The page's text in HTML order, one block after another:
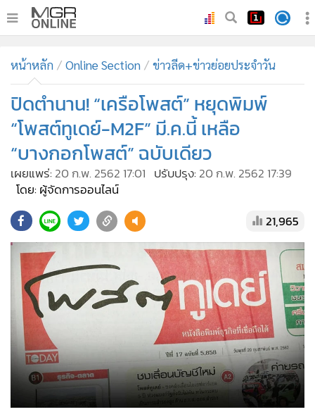
ทันเหตุการณ์
• ภาคใต้
ภูมิภาค
Online Section
บันเทิง
ผู้จัดการรายวัน
• ละคร
• CbizReview
Cyber BIZ
ผู้จัดกวน
Good health & Well-being
Green Innovation & SD
• Management & HR
MGR Live
Infographic
หน้าหลัก Online Section ข่าวลีด+ข่าวย่อยประจำวัน
ปิดตำนาน! “เครือโพสต์” หยุดพิมพ์
“โพสต์ทูเดย์-M2F” มี.ค.นี้ เหลือ
“บางกอกโพสต์” ฉบับเดียว
เผยแพร่: 20 ก.พ. 2562 17:01 ปรับปรุง: 20 ก.พ. 2562 17:39
โดย: ผู้จัดการออนไลน์
21,965